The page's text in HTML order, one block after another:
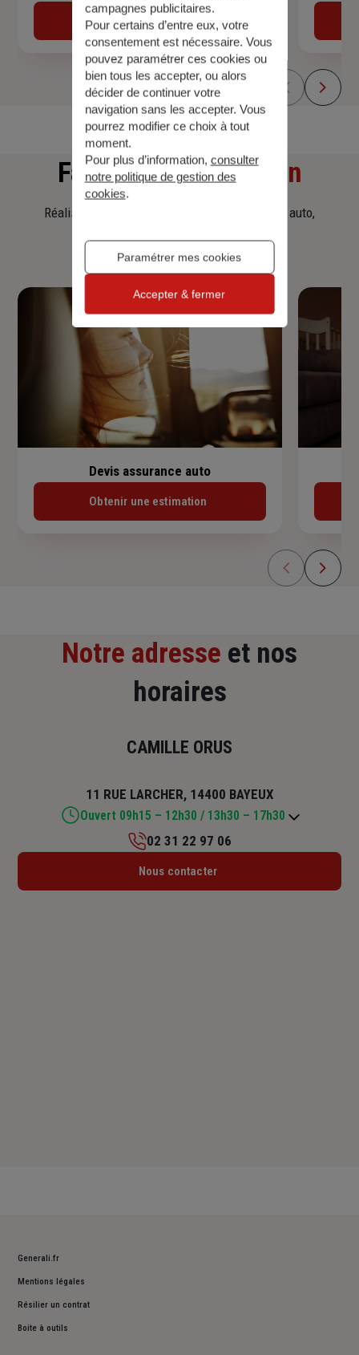
Découvrir
Faitesune simulation
Réalisez une simulation tarifaire d'assurance, auto,
Devis assurance auto
Obtenir une estimation
Notre adresse et nos
horaires
CAMILLE ORUS
11 RUE LARCHER, 14400 BAYEUX
Ouvert 09h15 – 12h30 / 13h30 – 17h30
Lundi : 09h15 – 12h30 / 13h30 – 17h30
02 31 22 97 06
Nous contacter
Generali.fr
Mentions légales
Résilier un contrat
Boite à outils
campagnes publicitaires.
Pour certains d’entre eux, votre
consentement est nécessaire. Vous
pouvez paramétrer ces cookies ou
bien tous les accepter, ou alors
décider de continuer votre
navigation sans les accepter. Vous
pourrez modifier ce choix à tout
moment.
Pour plus d’information, consulter
notre politique de gestion des
cookies.
Paramétrer mes cookies
Accepter & fermer